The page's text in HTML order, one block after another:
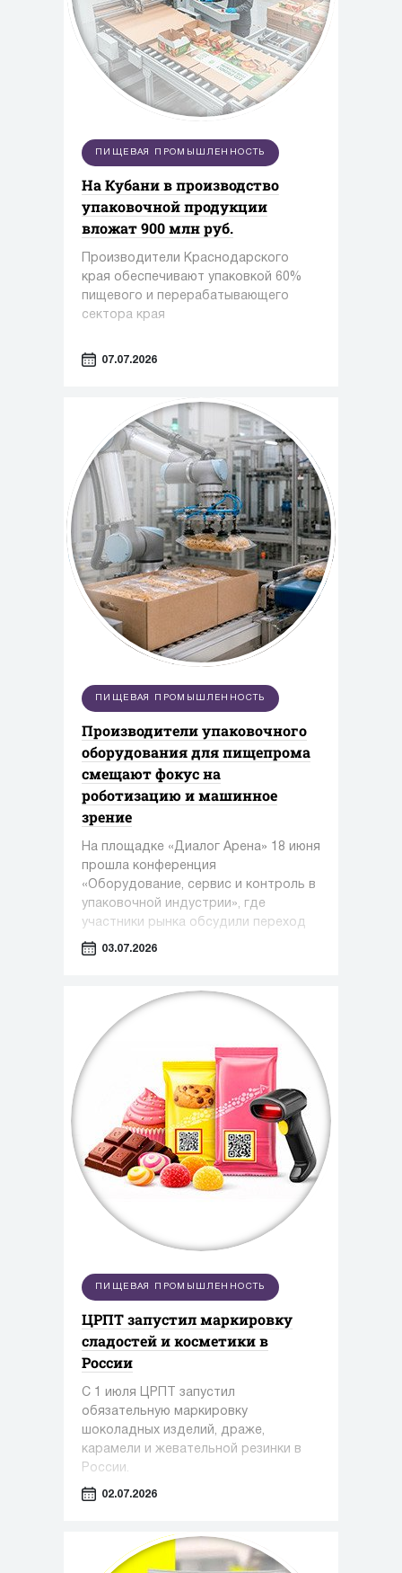
ПИЩЕВАЯ ПРОМЫШЛЕННОСТЬ
На Кубани в производство
упаковочной продукции
вложат 900 млн руб.
Производители Краснодарского
края обеспечивают упаковкой 60%
пищевого и перерабатывающего
сектора края
07.07.2026
ПИЩЕВАЯ ПРОМЫШЛЕННОСТЬ
Производители упаковочного
оборудования для пищепрома
смещают фокус на
роботизацию и машинное
зрение
На площадке «Диалог Арена» 18 июня
прошла конференция
«Оборудование, сервис и контроль в
упаковочной индустрии», где
участники рынка обсудили переход
от поставок отдельных машин к
03.07.2026
ПИЩЕВАЯ ПРОМЫШЛЕННОСТЬ
ЦРПТ запустил маркировку
сладостей и косметики в
России
С 1 июля ЦРПТ запустил
обязательную маркировку
шоколадных изделий, драже,
карамели и жевательной резинки в
России.
02.07.2026